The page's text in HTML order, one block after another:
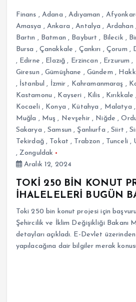
Finans , Adana ,Adıyaman ,
Amasya , Ankara ,Antalya , Ardahan
Bartın , Batman , Bayburt , Bilecik ,
Bursa , Çanakkale , Çankırı , Çorum ,
, Edirne , Elazığ , Erzincan , Erzurum ,
Giresun ,Gümüşhane , Gündem ,
, İstanbul , İzmir , Kahramanmaraş ,
Kastamonu , Kayseri , Kilis , Kırıkkale
Kocaeli , Konya , Kütahya , Malatya ,
Muğla , Muş , Nevşehir, Niğde ,
Sakarya ,Samsun , Şanlıurfa ,Siirt ,
Tekirdağ, Tokat , Trabzon , Tunceli ,
, Zonguldak
Aralık 12, 2024
TOKİ 250 BİN KONUT
İHALELELERİ BUGÜN
Toki 250 bin konut projesi için
Şehircilik ve İklim Değişikliği Bakanı
detayları açıkladı. E-Devlet üzerinden
yapılacağına dair bilgiler merak